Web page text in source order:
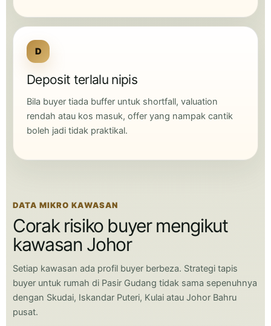
D
Deposit terlalu nipis
Bila buyer tiada buffer untuk shortfall, valuation
rendah atau kos masuk, offer yang nampak cantik
boleh jadi tidak praktikal.
DATA MIKRO KAWASAN
Corak risiko buyer mengikut
kawasan Johor
Setiap kawasan ada profil buyer berbeza. Strategi tapis
buyer untuk rumah di Pasir Gudang tidak sama sepenuhnya
dengan Skudai, Iskandar Puteri, Kulai atau Johor Bahru
pusat.